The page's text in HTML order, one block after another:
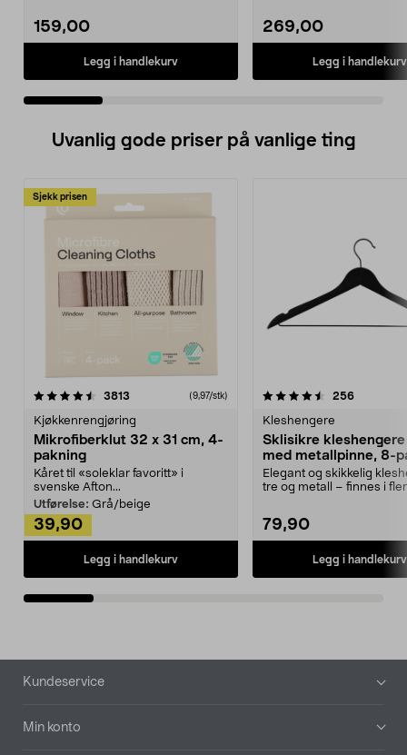
159,00
Legg i handlekurv
269,00
Legg i handlekurv
Uvanlig gode priser på vanlige ting
Sjekk prisen
3813 anmeldelser(9,97/stk)
Kjøkkenrengjøring
Mikrofiberklut 32 x 31 cm, 4-
pakning
Kåret til «soleklar favoritt» i
svenske Afton...
Utførelse: Grå/beige
39,90
Legg i handlekurv
4.5av 5 stjerner 256
Kleshengere
Sklisikre
med metallpinne, 8-
Elegant og skikkelig
tre og metall – finnes i
79,90
Legg i handlekurv
4.5av 5 stjerner
Bunntekst
Kundeservice
Min konto